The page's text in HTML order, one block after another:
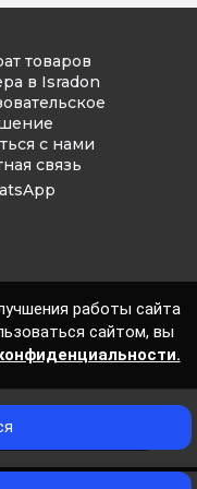
товаров
в Isradon
с нами
связь
работы сайта
сайтом, вы